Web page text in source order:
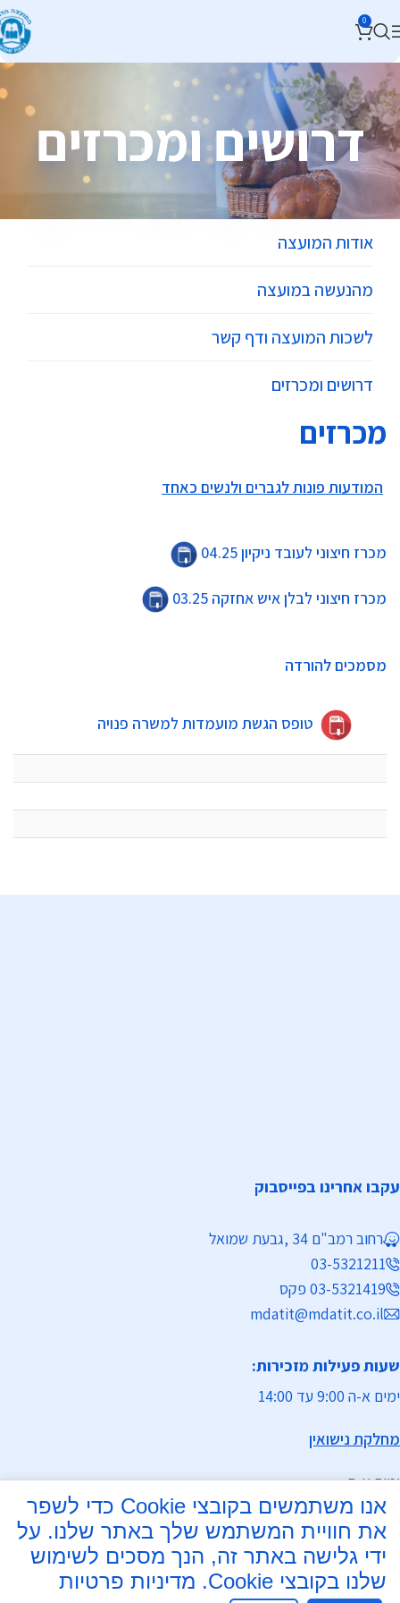
0
דרושים ומכרזים
מכרזים
המודעות פונות לגברים ולנשים כאחד
מכרז חיצוני לעובד ניקיון 04.25
מכרז חיצוני לבלן איש אחזקה 03.25
מסמכים להורדה
טופס הגשת מועמדות למשרה פנויה
אודות המועצה
מהנעשה במועצה
לשכות המועצה ודף קשר
דרושים ומכרזים
עקבו אחרינו בפייסבוק
רחוב רמב"ם 34 ,גבעת שמואל
03-5321211
03-5321419 פקס
mdatit@mdatit.co.il
שעות פעילות מזכירות:
ימים א-ה 9:00 עד 14:00
מחלקת נישואין
ימים א-ה
9:00 עד 13:00
17:00 - 19:00
אנו משתמשים בקובצי Cookie כדי לשפר
את חוויית המשתמש שלך באתר שלנו. על
ידי גלישה באתר זה, הנך מסכים לשימוש
שלנו בקובצי Cookie.
מדיניות פרטיות